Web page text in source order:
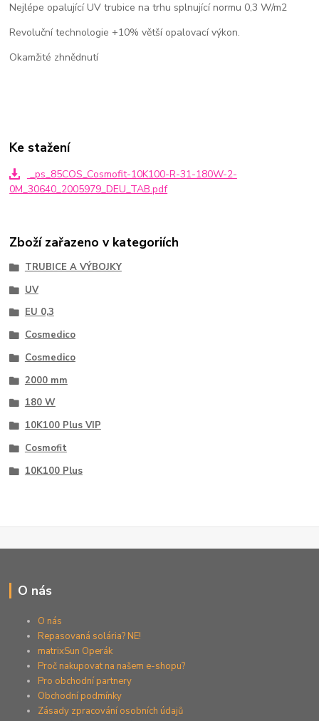
Nejlépe opalující UV trubice na trhu splnující normu 0,3 W/m2
Revoluční technologie +10% větší opalovací výkon.
Okamžité zhnědnutí
Ke stažení
_ps_85COS_Cosmofit-10K100-R-31-180W-2-
0M_30640_2005979_DEU_TAB.pdf
Zboží zařazeno v kategoriích
TRUBICE A VÝBOJKY
UV
EU 0,3
Cosmedico
Cosmedico
2000 mm
180 W
10K100 Plus VIP
Cosmofit
10K100 Plus
O nás
O nás
Repasovaná solária? NE!
matrixSun Operák
Proč nakupovat na našem e-shopu?
Pro obchodní partnery
Obchodní podmínky
Zásady zpracování osobních údajů